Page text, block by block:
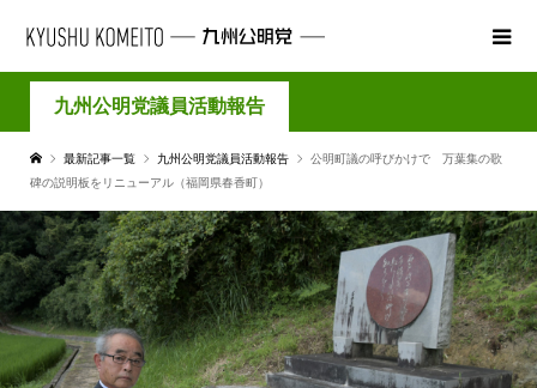
九州公明党議員活動報告
最新記事一覧 九州公明党議員活動報告
公明町議の呼びかけで 万葉集の歌
碑の説明板をリニューアル（福岡県春香町）